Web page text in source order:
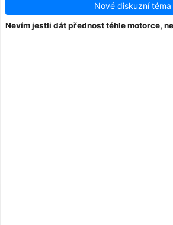
Nové diskuzní téma
Nevím jestli dát přednost téhle motorce,